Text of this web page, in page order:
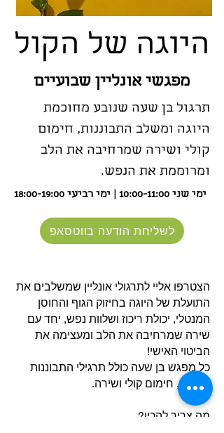
היוגה של הקול
מפגשי אונליין שבועיים
תרגול בן שעה שנובע מחוכמת
היוגה ומשלב התבוננות, חימום
קולי ושירה שמרחיבה את הלב
ומרוממת את הנפש.
ימי שני 10:00-11:00 | ימי רביעי 18:00-19:00
לשליחת הודעה בווטסאפ
הצטרפו אליי לתרגולי אונליין שמשלבים את
התועלת של היוגה בחיזוק הגוף והחוסן
המנטלי, יכולת ריכוז ושלוות נפש, יחד עם
שירה שמרחיבה את הלב ומעצימה את
הביטוי האישי!
כל מפגש בן שעה כולל תרגילי התבוננות
ותנועה, חימום קולי ושירה.
מה צריך להכין?